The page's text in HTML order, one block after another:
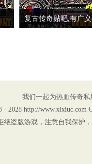
复古传奇贴吧,有广
我们一起为热血传奇
- 2028 http://www.xixiuc.com
绝盗版游戏，注意自我保护